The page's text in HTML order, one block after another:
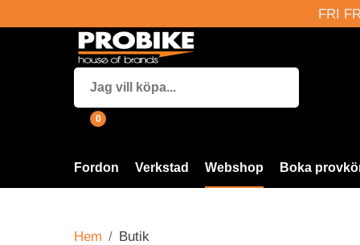
FRI
0
Fordon Verkstad Webshop Boka
Hem Butik